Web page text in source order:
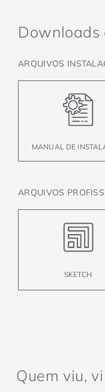
Downloads
ARQUIVOS
MANUAL DE
ARQUIVOS
SKETCH
Quem viu,